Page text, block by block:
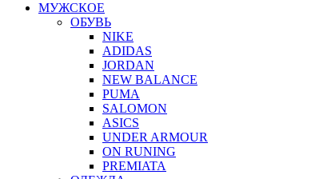
МУЖСКОЕ
ОБУВЬ
NIKE
ADIDAS
JORDAN
NEW BALANCE
PUMA
SALOMON
ASICS
UNDER ARMOUR
ON RUNING
PREMIATA